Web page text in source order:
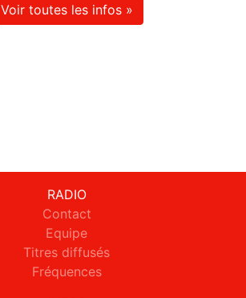
Voir toutes les infos »
RADIO
Contact
Equipe
Titres diffusés
Fréquences